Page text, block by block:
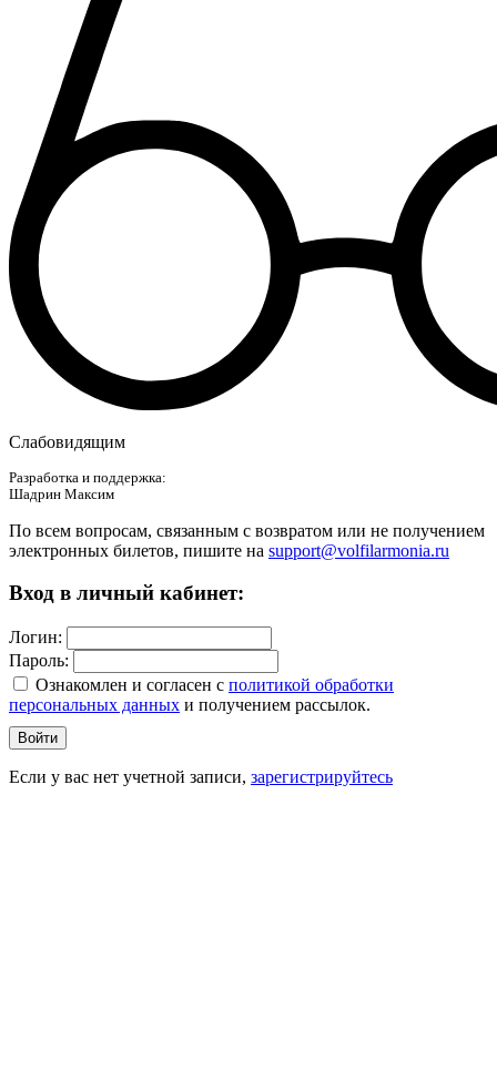
Слабовидящим
Разработка и поддержка:
Шадрин Максим
По всем вопросам, связанным с возвратом или не получением
электронных билетов, пишите на support@volfilarmonia.ru
Вход в личный кабинет:
Логин:
Пароль:
Ознакомлен и согласен c политикой обработки
персональных данных и получением рассылок.
Войти
Если у вас нет учетной записи, зарегистрируйтесь